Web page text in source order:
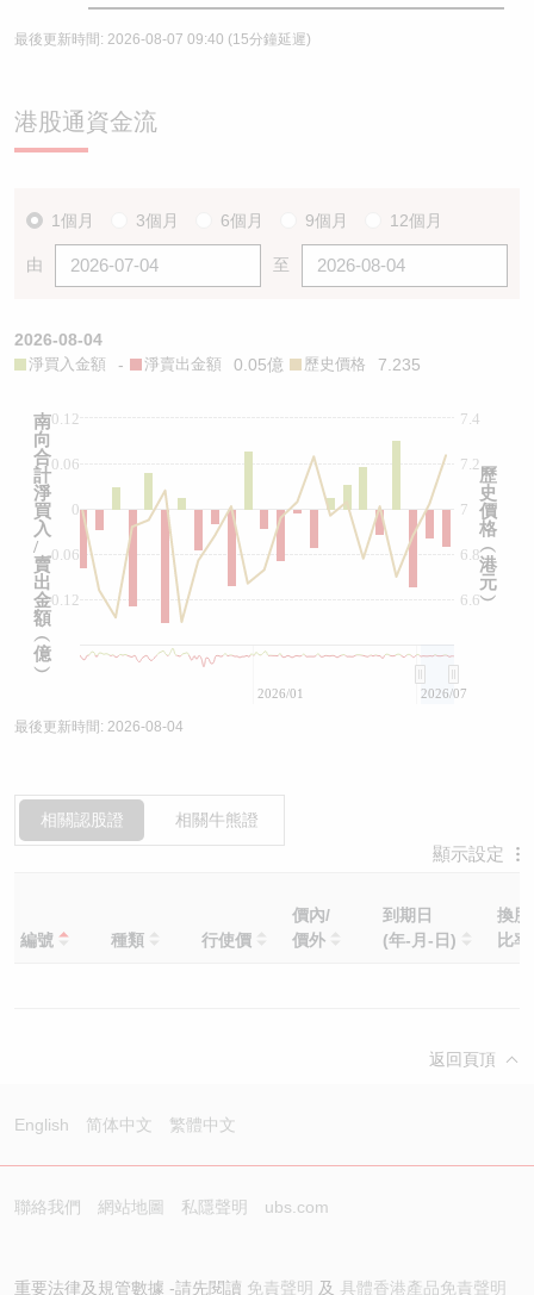
最後更新時間: 2026-08-07 09:40 (15分鐘延遲)
港股通資金流
1個月 3個月 6個月 9個月 12個月
由 至
2026-08-04
淨買入金額 - 淨賣出金額 0.05億 歷史價格 7.235
0
-0.12
-0.06
0.06
0.12
6.6
6.8
7
7.2
7.4
2026/01 2026/07
南
向
合
計
淨
買
入
/
賣
出
金
額
︵
億
︶
歷
史
價
格
︵
港
元
︶
最後更新時間: 2026-08-04
相關認股證 相關牛熊證
顯示設定
編號 種類 行使價
價內/
價外
到期日
(年-月-日)
換股
比率
返回頁頂
English 简体中文 繁體中文
聯絡我們 網站地圖 私隱聲明 ubs.com
重要法律及規管數據 -請先閱讀 免責聲明 及 具體香港產品免責聲明